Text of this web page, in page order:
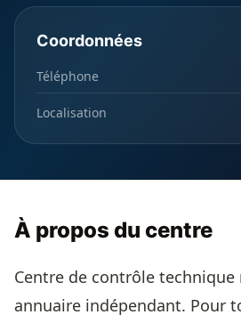
Coordonnées
Téléphone
Localisation
À propos du centre
Centre de contrôle technique
annuaire indépendant. Pour